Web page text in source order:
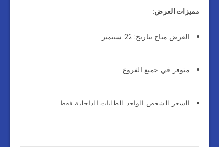
مميزات العرض:
العرض متاح بتاريخ: 22 سبتمبر
متوفر في جميع الفروع
السعر للشخص الواحد للطلبات الداخلية فقط